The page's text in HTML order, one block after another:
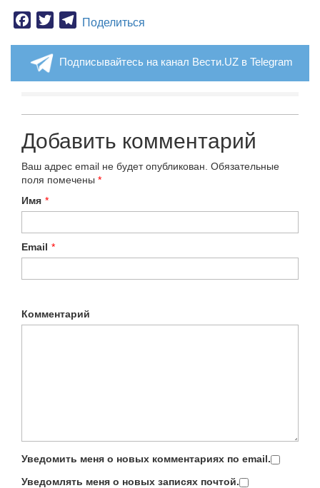
Facebook
TwitterTelegram
Поделиться
Подписывайтесь на канал Вести.UZ в Telegram
Добавить комментарий
Ваш адрес email не будет опубликован. Обязательные
поля помечены *
Имя *
Email *
Комментарий
Уведомить меня о новых комментариях по email.
Уведомлять меня о новых записях почтой.